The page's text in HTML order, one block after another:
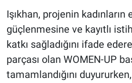
Işıkhan, projenin kadınların
güçlenmesine ve kayıtlı
katkı sağladığını ifade
parçası olan WOMEN-UP
tamamlandığını